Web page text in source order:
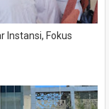
Instansi, Fokus